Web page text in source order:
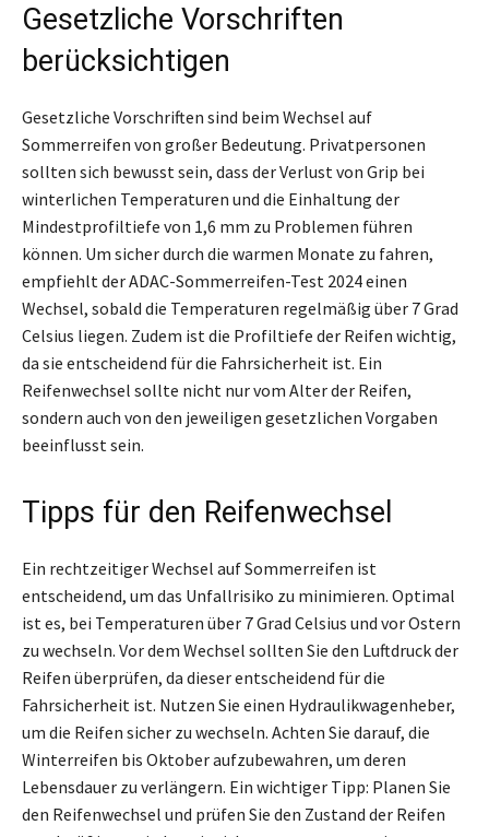
Gesetzliche Vorschriften
berücksichtigen
Gesetzliche Vorschriften sind beim Wechsel auf
Sommerreifen von großer Bedeutung. Privatpersonen
sollten sich bewusst sein, dass der Verlust von Grip bei
winterlichen Temperaturen und die Einhaltung der
Mindestprofiltiefe von 1,6 mm zu Problemen führen
können. Um sicher durch die warmen Monate zu fahren,
empfiehlt der ADAC-Sommerreifen-Test 2024 einen
Wechsel, sobald die Temperaturen regelmäßig über 7 Grad
Celsius liegen. Zudem ist die Profiltiefe der Reifen wichtig,
da sie entscheidend für die Fahrsicherheit ist. Ein
Reifenwechsel sollte nicht nur vom Alter der Reifen,
sondern auch von den jeweiligen gesetzlichen Vorgaben
beeinflusst sein.
Tipps für den Reifenwechsel
Ein rechtzeitiger Wechsel auf Sommerreifen ist
entscheidend, um das Unfallrisiko zu minimieren. Optimal
ist es, bei Temperaturen über 7 Grad Celsius und vor Ostern
zu wechseln. Vor dem Wechsel sollten Sie den Luftdruck der
Reifen überprüfen, da dieser entscheidend für die
Fahrsicherheit ist. Nutzen Sie einen Hydraulikwagenheber,
um die Reifen sicher zu wechseln. Achten Sie darauf, die
Winterreifen bis Oktober aufzubewahren, um deren
Lebensdauer zu verlängern. Ein wichtiger Tipp: Planen Sie
den Reifenwechsel und prüfen Sie den Zustand der Reifen